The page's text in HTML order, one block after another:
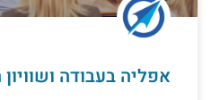
אפליה בעבודה ושוויון